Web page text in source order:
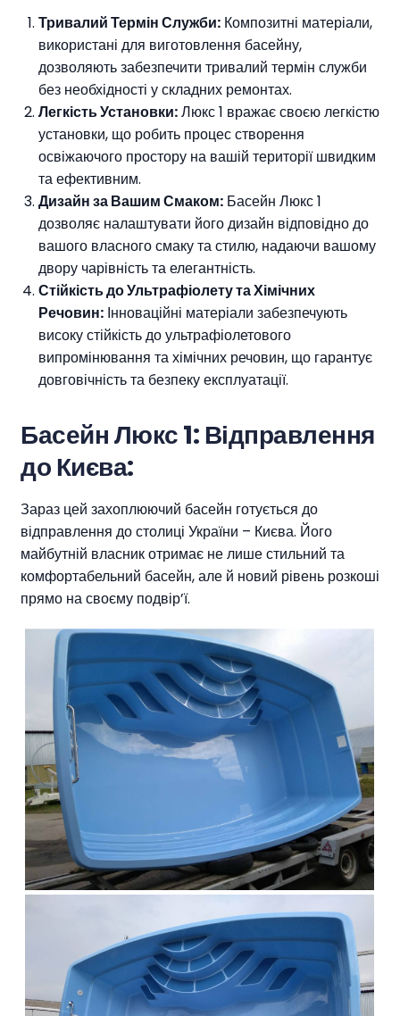
Тривалий Термін Служби: Композитні матеріали,
використані для виготовлення басейну,
дозволяють забезпечити тривалий термін служби
без необхідності у складних ремонтах.
Легкість Установки:Люкс 1 вражає своєю легкістю
установки, що робить процес створення
освіжаючого простору на вашій території швидким
та ефективним.
Дизайн за Вашим Смаком: Басейн Люкс 1
дозволяє налаштувати його дизайн відповідно до
вашого власного смаку та стилю, надаючи вашому
двору чарівність та елегантність.
Стійкість до Ультрафіолету та Хімічних
Речовин: Інноваційні матеріали забезпечують
високу стійкість до ультрафіолетового
випромінювання та хімічних речовин, що гарантує
довговічність та безпеку експлуатації.
Басейн Люкс 1: Відправлення
до Києва:
Зараз цей захоплюючий басейн готується до
відправлення до столиці України – Києва. Його
майбутній власник отримає не лише стильний та
комфортабельний басейн, але й новий рівень розкоші
прямо на своєму подвір’ї.